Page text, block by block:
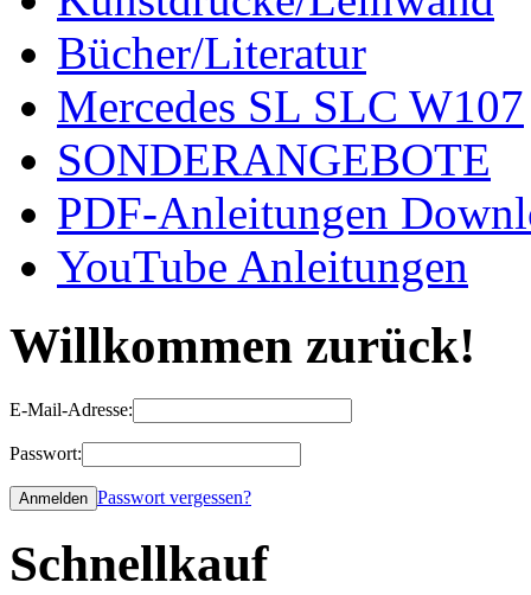
Bücher/Literatur
Mercedes SL SLC W107
SONDERANGEBOTE
PDF-Anleitungen
YouTube Anleitungen
Willkommen zurück!
E-Mail-Adresse:
Passwort:
Passwort vergessen?
Schnellkauf